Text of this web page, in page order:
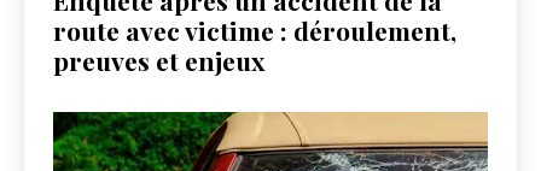
route avec victime : déroulement,
preuves et enjeux